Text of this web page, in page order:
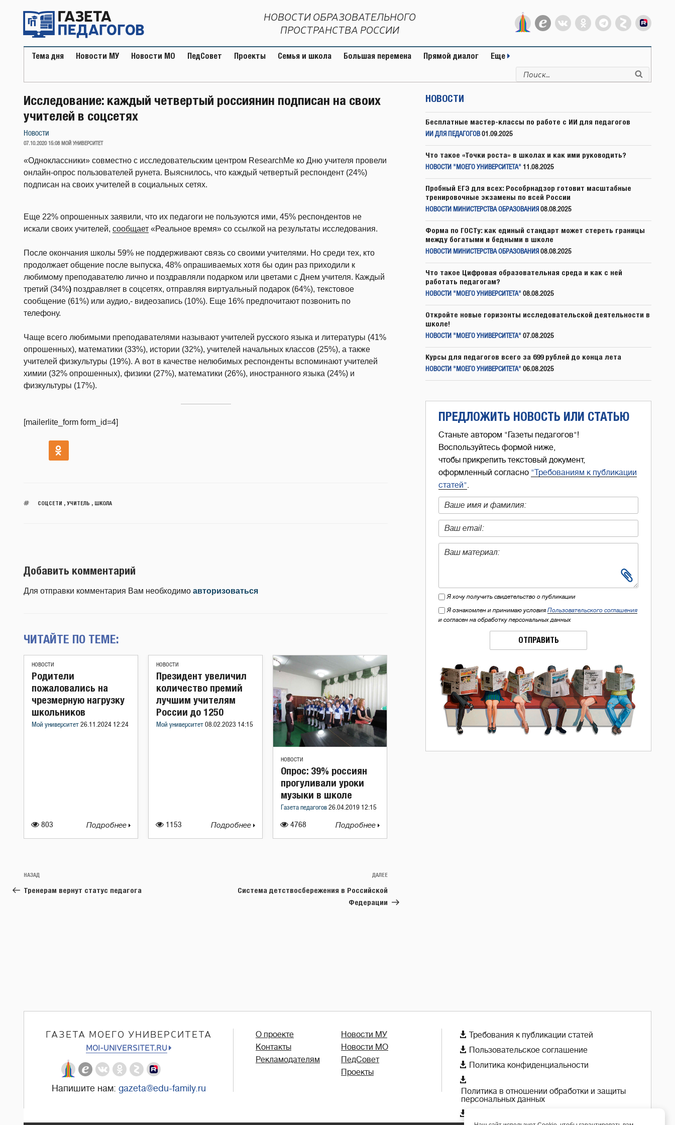
содержимому
НОВОСТИ ОБРАЗОВАТЕЛЬНОГО
ПРОСТРАНСТВА РОССИИ
Тема дня Новости МУ Новости МО ПедСовет Проекты Семья и школа Большая перемена Прямой диалог Еще
Искать:
Исследование: каждый четвертый россиянин подписан на своих
учителей в соцсетях
Новости
ОПУБЛИКОВАНО
07.10.2020 15:08 МОЙ УНИВЕРСИТЕТ
«Одноклассники» совместно с исследовательским центром ResearchMe ко Дню учителя провели
онлайн-опрос пользователей рунета. Выяснилось, что каждый четвертый респондент (24%)
подписан на своих учителей в социальных сетях.
Еще 22% опрошенных заявили, что их педагоги не пользуются ими, 45% респондентов не
искали своих учителей, сообщает «Реальное время» со ссылкой на результаты исследования.
После окончания школы 59% не поддерживают связь со своими учителями. Но среди тех, кто
продолжает общение после выпуска, 48% опрашиваемых хотя бы один раз приходили к
любимому преподавателю лично и поздравляли подарком или цветами с Днем учителя. Каждый
третий (34%) поздравляет в соцсетях, отправляя виртуальный подарок (64%), текстовое
сообщение (61%) или аудио,- видеозапись (10%). Еще 16% предпочитают позвонить по
телефону.
Чаще всего любимыми преподавателями называют учителей русского языка и литературы (41%
опрошенных), математики (33%), истории (32%), учителей начальных классов (25%), а также
учителей физкультуры (19%). А вот в качестве нелюбимых респонденты вспоминают учителей
химии (32% опрошенных), физики (27%), математики (26%), иностранного языка (24%) и
физкультуры (17%).
[mailerlite_form form_id=4]
СОЦСЕТИ УЧИТЕЛЬ ШКОЛА
Добавить комментарий
Для отправки комментария Вам необходимо авторизоваться
ЧИТАЙТЕ ПО ТЕМЕ:
НОВОСТИ
803
Родители
пожаловались на
чрезмерную нагрузку
школьников
Мой университет 26.11.2024 12:24
Подробнее
НОВОСТИ
1153
Президент увеличил
количество премий
лучшим учителям
России до 1250
Мой университет 08.02.2023 14:15
Подробнее
НОВОСТИ
4768
Опрос: 39% россиян
прогуливали уроки
музыки в школе
Газета педагогов 26.04.2019 12:15
Подробнее
Навигация
по
Предыдущая
запись:
НАЗАД
Тренерам вернут статус педагога
Следующая
ДАЛЕЕ
Система детствосбережения в Российской
Федерации
НОВОСТИ
Бесплатные мастер-классы по работе с ИИ для педагогов
ИИ ДЛЯ ПЕДАГОГОВ 01.09.2025
Что такое «Точки роста» в школах и как ими руководить?
НОВОСТИ "МОЕГО УНИВЕРСИТЕТА" 11.08.2025
Пробный ЕГЭ для всех: Рособрнадзор готовит масштабные
тренировочные экзамены по всей России
НОВОСТИ МИНИСТЕРСТВА ОБРАЗОВАНИЯ 08.08.2025
Форма по ГОСТу: как единый стандарт может стереть границы
между богатыми и бедными в школе
НОВОСТИ МИНИСТЕРСТВА ОБРАЗОВАНИЯ 08.08.2025
Что такое Цифровая образовательная среда и как с ней
работать педагогам?
НОВОСТИ "МОЕГО УНИВЕРСИТЕТА" 08.08.2025
Откройте новые горизонты исследовательской деятельности в
школе!
НОВОСТИ "МОЕГО УНИВЕРСИТЕТА" 07.08.2025
Курсы для педагогов всего за 699 рублей до конца лета
НОВОСТИ "МОЕГО УНИВЕРСИТЕТА" 06.08.2025
ПРЕДЛОЖИТЬ НОВОСТЬ ИЛИ СТАТЬЮ
Станьте автором "Газеты педагогов"!
Воспользуйтесь формой ниже,
чтобы прикрепить текстовый документ,
оформленный согласно "Требованиям к публикации
статей".
Я хочу получить свидетельство о публикации
Я ознакомлен и принимаю условия Пользовательского соглашения
и согласен на обработку персональных данных
ОТПРАВИТЬ
ГАЗЕТА МОЕГО УНИВЕРСИТЕТА
MOI-UNIVERSITET.RU
Напишите нам: gazeta@edu-family.ru
О проекте
Контакты
Рекламодателям
Новости МУ
Новости МО
ПедСовет
Проекты
 Требования к публикации статей
 Пользовательское соглашение
 Политика конфиденциальности

Политика в отношении обработки и защиты
персональных данных
